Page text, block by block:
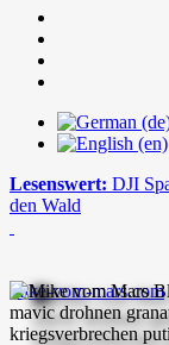
Lesenswert: DJI
den Wald
mike-vom-mars.com